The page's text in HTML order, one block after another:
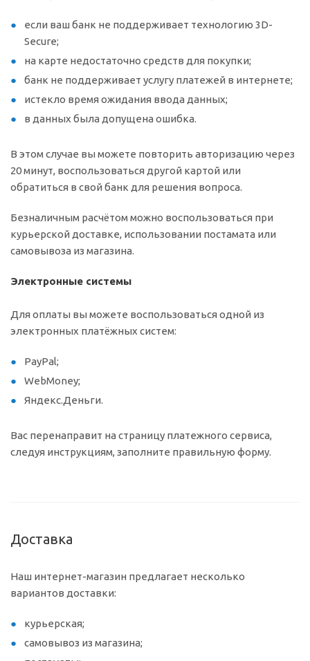
если ваш банк не поддерживает технологию 3D-
Secure;
на карте недостаточно средств для покупки;
банк не поддерживает услугу платежей в интернете;
истекло время ожидания ввода данных;
в данных была допущена ошибка.
В этом случае вы можете повторить авторизацию через
20 минут, воспользоваться другой картой или
обратиться в свой банк для решения вопроса.
Безналичным расчётом можно воспользоваться при
курьерской доставке, использовании постамата или
самовывоза из магазина.
Электронные системы
Для оплаты вы можете воспользоваться одной из
электронных платёжных систем:
PayPal;
WebMoney;
Яндекс.Деньги.
Вас перенаправит на страницу платежного сервиса,
следуя инструкциям, заполните правильную форму.
Доставка
Наш интернет-магазин предлагает несколько
вариантов доставки:
курьерская;
самовывоз из магазина;